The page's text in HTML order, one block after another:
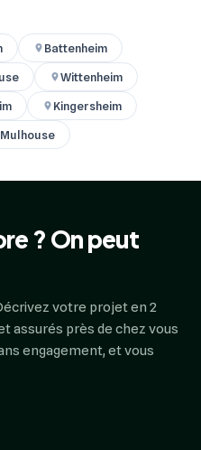
Battenheim
Wittenheim
Kingersheim
Mulhouse
? On peut
votre projet en 2
assurés près de chez vous
engagement, et vous